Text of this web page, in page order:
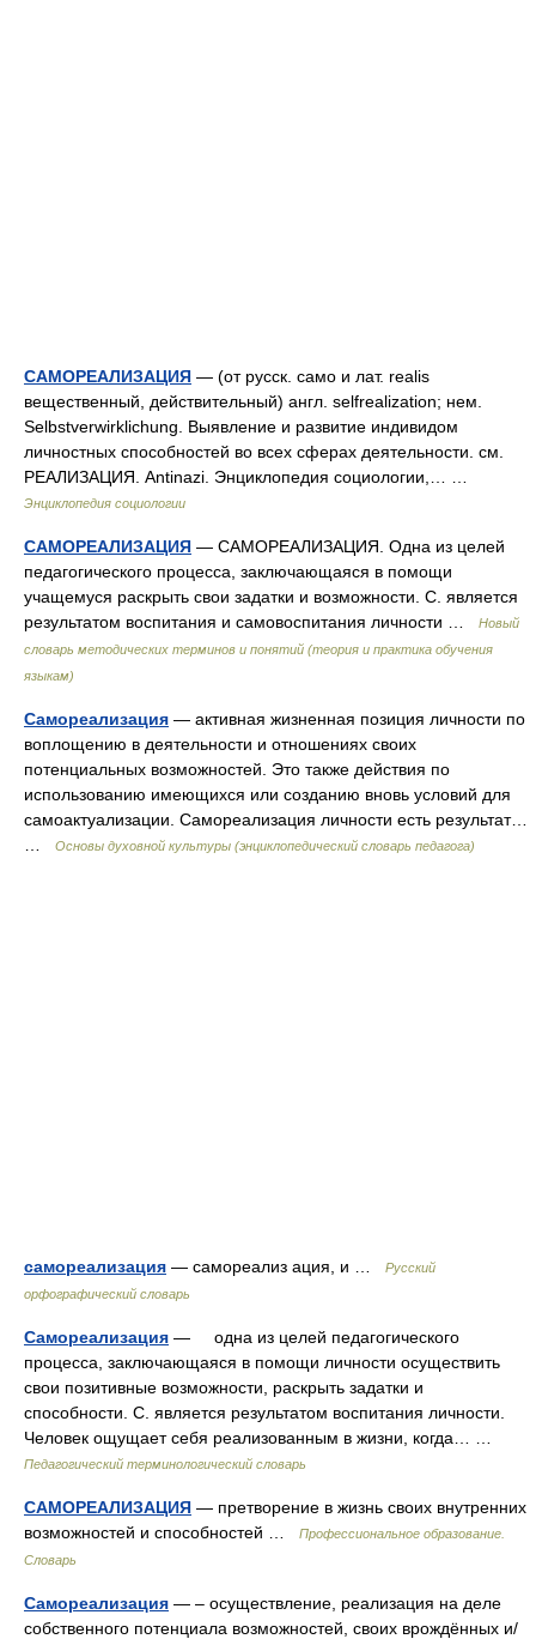
САМОРЕАЛИЗАЦИЯ — (от русск. само и лат. realis
вещественный, действительный) англ. selfrealization; нем.
Selbstverwirklichung. Выявление и развитие индивидом
личностных способностей во всех сферах деятельности. см.
РЕАЛИЗАЦИЯ. Antinazi. Энциклопедия социологии,… …
Энциклопедия социологии
САМОРЕАЛИЗАЦИЯ — САМОРЕАЛИЗАЦИЯ. Одна из целей
педагогического процесса, заключающаяся в помощи
учащемуся раскрыть свои задатки и возможности. С. является
результатом воспитания и самовоспитания личности …
Новый
словарь методических терминов и понятий (теория и практика обучения
языкам)
Самореализация — активная жизненная позиция личности по
воплощению в деятельности и отношениях своих
потенциальных возможностей. Это также действия по
использованию имеющихся или созданию вновь условий для
самоактуализации. Самореализация личности есть результат…
Основы духовной культуры (энциклопедический словарь педагога)
самореализация — самореализ ация, и …
Русский
орфографический словарь
Самореализация — одна из целей педагогического
процесса, заключающаяся в помощи личности осуществить
свои позитивные возможности, раскрыть задатки и
способности. С. является результатом воспитания личности.
Человек ощущает себя реализованным в жизни, когда… …
Педагогический терминологический словарь
САМОРЕАЛИЗАЦИЯ — претворение в жизнь своих внутренних
возможностей и способностей …
Профессиональное образование.
Словарь
Самореализация — – осуществление, реализация на деле
собственного потенциала возможностей, своих врождённых и/